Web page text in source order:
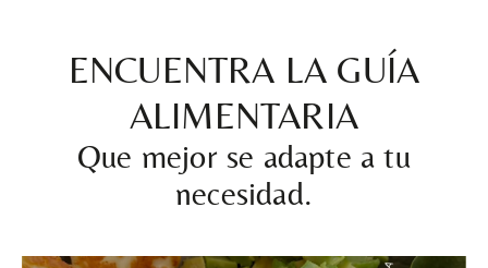
ENCUENTRA LA GUÍA
ALIMENTARIA
Que mejor se adapte a tu
necesidad.